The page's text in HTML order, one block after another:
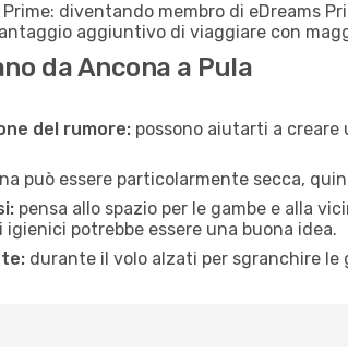
diventando membro di eDreams
aggiuntivo di viaggiare con
da Ancona a Pula
del rumore: possono aiutarti a
può essere particolarmente secca,
pensa allo spazio per le gambe e alla
potrebbe essere una buona idea.
durante il volo alzati per sgranchire le